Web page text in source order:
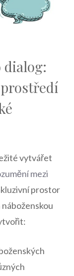
dialog:
vytvářet
mezi
prostor